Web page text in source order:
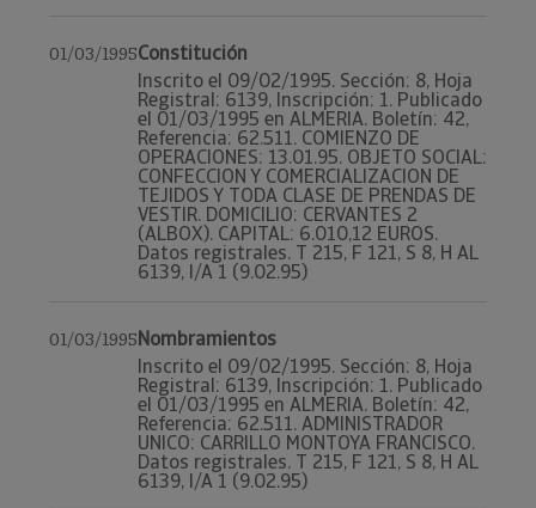
01/03/1995Constitución
Inscrito el 09/02/1995. Sección: 8, Hoja
Registral: 6139, Inscripción: 1. Publicado
el 01/03/1995 en ALMERIA. Boletín: 42,
Referencia: 62.511. COMIENZO DE
OPERACIONES: 13.01.95. OBJETO SOCIAL:
CONFECCION Y COMERCIALIZACION DE
TEJIDOS Y TODA CLASE DE PRENDAS DE
VESTIR. DOMICILIO: CERVANTES 2
(ALBOX). CAPITAL: 6.010,12 EUROS.
Datos registrales. T 215, F 121, S 8, H AL
6139, I/A 1 (9.02.95)
01/03/1995Nombramientos
Inscrito el 09/02/1995. Sección: 8, Hoja
Registral: 6139, Inscripción: 1. Publicado
el 01/03/1995 en ALMERIA. Boletín: 42,
Referencia: 62.511. ADMINISTRADOR
UNICO: CARRILLO MONTOYA FRANCISCO.
Datos registrales. T 215, F 121, S 8, H AL
6139, I/A 1 (9.02.95)